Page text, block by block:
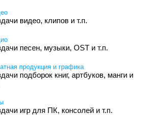
видео, клипов и т.п.
песен, музыки, OST и т.п.
продукция и графика
подборок книг, артбуков, манги и
игр для ПК, консолей и т.п.